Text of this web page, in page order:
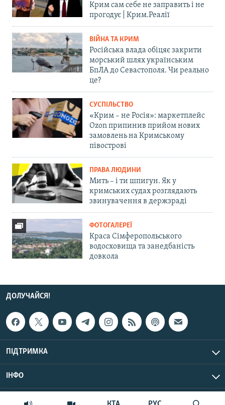
Крим сам себе не заправить і не
прогодує | Крим.Реалії
ВІЙНА ТА КРИМ
Російська влада обіцяє закрити
морський шлях українським
БпЛА до Севастополя. Чи реально
це?
СУСПІЛЬСТВО
«Крим – не Росія»: маркетплейс
Ozon припинив прийом нових
замовлень на Кримському
півострові
ПРАВА ЛЮДИНИ
Мить – і ти шпигун. Як у
кримських судах розглядають
звинувачення в держзраді
ФОТОГАЛЕРЕЇ
Краса Сімферопольського
водосховища та занедбаність
довкола
ДОЛУЧАЙСЯ!
ПІДТРИМКА
ІНФО
© Крим.Реалії, 2026 | Усі права застережено.